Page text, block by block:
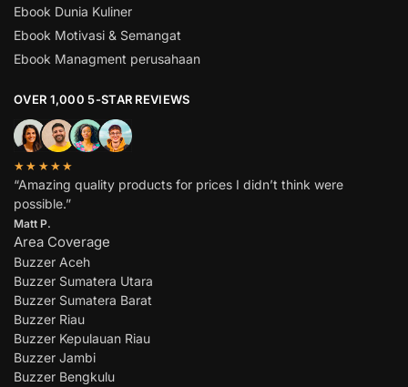
Ebook Dunia Kuliner
Ebook Motivasi & Semangat
Ebook Managment perusahaan
OVER 1,000 5-STAR REVIEWS
★★★★★
“Amazing quality products for prices I didn’t think were
possible.”
Matt P.
Area Coverage
Buzzer Aceh
Buzzer Sumatera Utara
Buzzer Sumatera Barat
Buzzer Riau
Buzzer Kepulauan Riau
Buzzer Jambi
Buzzer Bengkulu